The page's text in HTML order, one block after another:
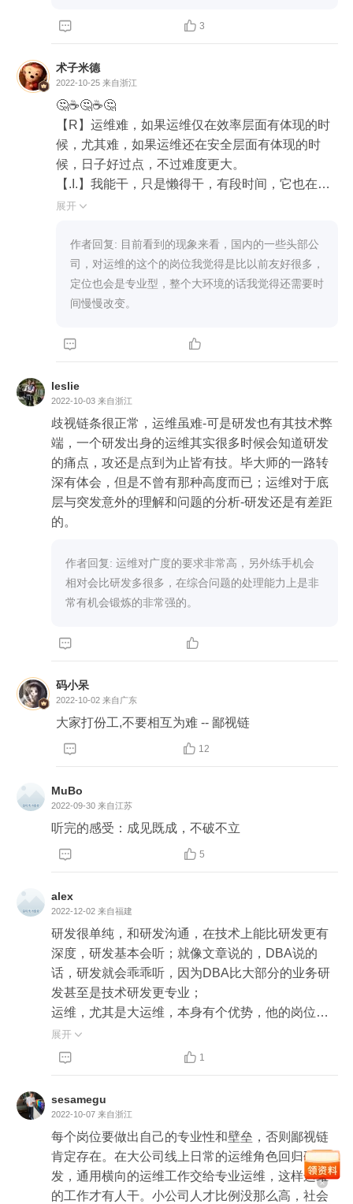
  3
术子米德
2022-10-25 来自浙江
🤔☕️🤔☕️🤔
【R】运维难，如果运维仅在效率层面有体现的时
候，尤其难，如果运维还在安全层面有体现的时
候，日子好过点，不过难度更大。
【.I.】我能干，只是懒得干，有段时间，它也在我
的用语列表，现在已经被删除。我记得出现这句话
栈，有种技术脉络全部打开的神通感。当然，见到
啥方案啦、产品啦、测试啦，那时候还没有啥运
维，不过有技术支持啦，都会冒出不想干而已啦。
这种技术的自负，持续很久，至少有十来年。直到
仿而来的，父母想让自己的孩子怎样，那就自己得
真心诚意的认真追求。在这句话的启发下，为了让
我们家孩子也具有好学的品质，我自己就重拾学
习，从本来喜欢的科普、科幻故事开始，逐步接触
到各类通识课程，直到一本叫《技术的本质》的
书，最终点破，或者叫点碎我的这种自负感。现在
的我，更喜欢在自己实践后，分享点自己实践的体
会。典型如测试开发，我的体会是具备怎样的业务
理解和怎样的技术实现原理，只是做好测试开发的
识，那么在用例设计和方案规划时，有更多方面的
决策依据。这样的经验，无论如何不会来自不想干
但会想。
完作业就像研发完成，普通学生的水准，当作业错
是纠错本，研发就是作业本。只是完成作业本的研
发的认知和视野，无论如何都达不到优秀生看待纠
真的没啥，这只是一种低认知难以突破的自负而
鄙视。当然，这有个前提条件，那就是运维必须是
研发出生，也就是让研发的优秀生成为运维。运维
的杰出人才，再往架构师成长。
【Q】有个问题想问老师，那就是如果真要学习谷
状？
（备注：我个人觉得，学习谷歌从态度入手，就是
从尊重工程就是，大家一起把所有的细节都做好的
态度开始，做好每个细节的工程师，都有拿得上台
面的尊重，而且这个态度必须始发自公司顶层。）
展开 
作者回复: 目前看到的现象来看，国内的一些头部公
司，对运维的这个的岗位我觉得是比以前友好很多，
定位也会是专业型，整个大环境的话我觉得还需要时
间慢慢改变。
 
leslie
2022-10-03 来自浙江
歧视链条很正常，运维虽难-可是研发也有其技术弊
端，一个研发出身的运维其实很多时候会知道研发
的痛点，攻还是点到为止皆有技。毕大师的一路转
深有体会，但是不曾有那种高度而已；运维对于底
层与突发意外的理解和问题的分析-研发还是有差距
的。
作者回复: 运维对广度的要求非常高，另外练手机会
相对会比研发多很多，在综合问题的处理能力上是非
常有机会锻炼的非常强的。
 
码小呆
2022-10-02 来自广东
大家打份工,不要相互为难 -- 鄙视链
  12
MuBo
2022-09-30 来自江苏
听完的感受：成见既成，不破不立
  5
alex
2022-12-02 来自福建
研发很单纯，和研发沟通，在技术上能比研发更有
深度，研发基本会听；就像文章说的，DBA说的
话，研发就会乖乖听，因为DBA比大部分的业务研
发甚至是技术研发更专业；
运维，尤其是大运维，本身有个优势，他的岗位是
从底层的环境一直到上层应用运行的。在部署架构
上，这个更具有优势；纯研发想要走这条线，其实
其实都很难。
虽然现在说云化、说容器化，屏蔽掉一些运行环境
的底层。但实际上在一些特殊要求的应用上，还必
须要了解底层，比如一些占有大量网络带宽的应用
上，即使是容器化，也希望各个实例是在不同的服
展开 
  1
sesamegu
2022-10-07 来自浙江
每个岗位要做出自己的专业性和壁垒，否则鄙视链
肯定存在。在大公司线上日常的运维角色回归研
发，通用横向的运维工作交给专业运维，这样运维
的工作才有人干。小公司人才比例没那么高，社会